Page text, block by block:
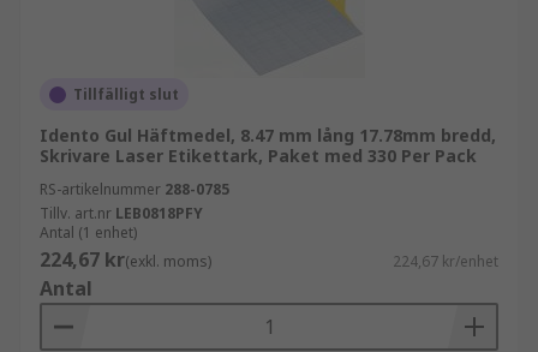
Tillfälligt slut
Idento Gul Häftmedel, 8.47 mm lång 17.78mm bredd,
Skrivare Laser Etikettark, Paket med 330 Per Pack
RS-artikelnummer 288-0785
Tillv. art.nr LEB0818PFY
Antal (1 enhet)
224,67 kr(exkl. moms) 224,67 kr/enhet
Antal